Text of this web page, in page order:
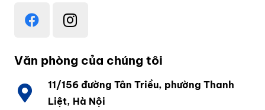
Văn phòng của chúng tôi
11/156 đường Tân Triều, phường Thanh
Liệt, Hà Nội